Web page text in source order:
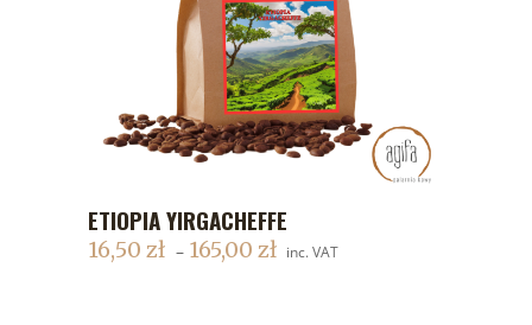
DODAJ DO KOSZYKA
ETIOPIA YIRGACHEFFE
16,50 zł – 165,00 zł inc. VAT